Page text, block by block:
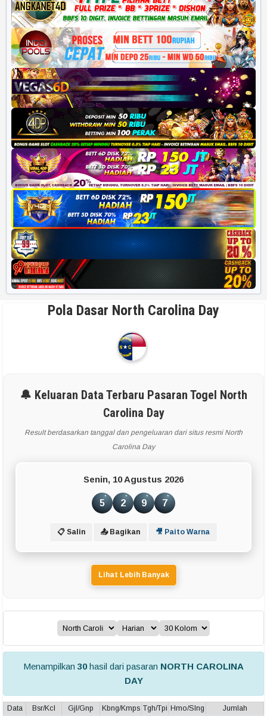
Pola Dasar North Carolina Day
🔔 Keluaran Data Terbaru Pasaran Togel North
Carolina Day
Result berdasarkan tanggal dan pengeluaran dari situs resmi North
Carolina Day
Senin, 10 Agustus 2026
5 2 9 7
📋 Salin 📤 Bagikan 🎥 Paito Warna
Lihat Lebih Banyak
Menampilkan 30hasil dari pasaran NORTH CAROLINA
DAY
Data Bsr/Kcl Gjl/Gnp Kbng/Kmps Tgh/Tpi Hmo/Slng Jumlah